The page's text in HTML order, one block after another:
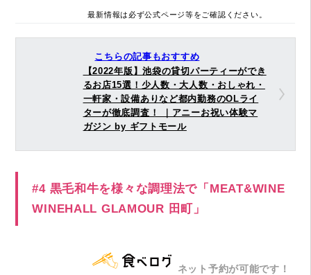
最新情報は必ず公式ページ等をご確認ください。
こちらの記事もおすすめ
【2022年版】池袋の貸切パーティーができ
るお店15選！少人数・大人数・おしゃれ・
一軒家・設備ありなど都内勤務のOLライ
ターが徹底調査！ ｜アニーお祝い体験マ
ガジン by ギフトモール
#4 黒毛和牛を様々な調理法で「MEAT&WINE
WINEHALL GLAMOUR 田町」
ネット予約が可能です！